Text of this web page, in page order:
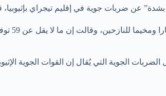
بإثيوبيا، قائلا إن 108 مدنيين على الأقل قتلوا منذ
ووصفت